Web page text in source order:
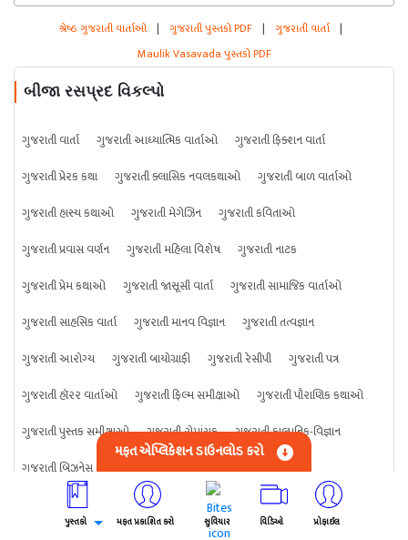
શ્રેષ્ઠ ગુજરાતી વાર્તાઓ | ગુજરાતી પુસ્તકો PDF | ગુજરાતી વાર્તા |
Maulik Vasavada પુસ્તકો PDF
બીજા રસપ્રદ વિકલ્પો
ગુજરાતી વાર્તા ગુજરાતી આધ્યાત્મિક વાર્તાઓ
ગુજરાતી ફિક્શન વાર્તા
ગુજરાતી પ્રેરક કથા
ગુજરાતી ક્લાસિક નવલકથાઓ
ગુજરાતી બાળ વાર્તાઓ
ગુજરાતી હાસ્ય કથાઓ
ગુજરાતી મેગેઝિન
ગુજરાતી કવિતાઓ
ગુજરાતી પ્રવાસ વર્ણન
ગુજરાતી મહિલા વિશેષ
ગુજરાતી નાટક
ગુજરાતી પ્રેમ કથાઓ
ગુજરાતી જાસૂસી વાર્તા
ગુજરાતી સામાજિક વાર્તાઓ
ગુજરાતી સાહસિક વાર્તા
ગુજરાતી માનવ વિજ્ઞાન
ગુજરાતી તત્વજ્ઞાન
ગુજરાતી આરોગ્ય
ગુજરાતી બાયોગ્રાફી ગુજરાતી રેસીપી
ગુજરાતી પત્ર
ગુજરાતી હૉરર વાર્તાઓ
ગુજરાતી ફિલ્મ સમીક્ષાઓ
ગુજરાતી પૌરાણિક કથાઓ
ગુજરાતી પુસ્તક સમીક્ષાઓ
ગુજરાતી રોમાંચક
ગુજરાતી કાલ્પનિક-વિજ્ઞાન
ગુજરાતી બિઝનેસ
ગુજરાતી રમતગમત
ગુજરાતી પ્રાણીઓ
ગુજરાતી જ્યોતિષશાસ્ત્ર
ગુજરાતી વિજ્ઞાન ગુજરાતી કંઈપણ ગુજરાતી ક્રાઇમ વાર્તા
મફત એપ્લિકેશન ડાઉનલોડ કરો
પુસ્તકો મફત પ્રકાશિત કરો સુવિચાર વિડિઓ પ્રોફાઈલ